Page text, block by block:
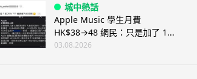
城中熱話
Apple Music 學生月費
HK$38→48 網民：只是加了 1...
03.08.2026